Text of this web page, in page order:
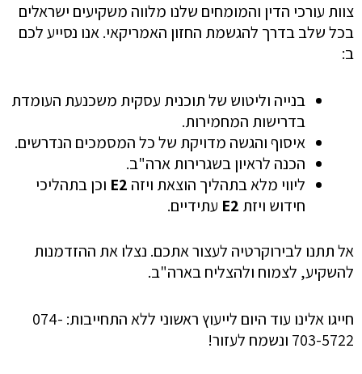
צוות עורכי הדין והמומחים שלנו מלווה משקיעים ישראלים
בכל שלב בדרך להגשמת החזון האמריקאי. אנו נסייע לכם
ב:
בנייה וליטוש של תוכנית עסקית משכנעת העומדת
בדרישות המחמירות.
איסוף והגשה מדויקת של כל המסמכים הנדרשים.
הכנה לראיון בשגרירות ארה"ב.
ליווי מלא בתהליך הוצאת ויזה E2 וכן בתהליכי
חידוש ויזת E2 עתידיים.
אל תתנו לבירוקרטיה לעצור אתכם. נצלו את ההזדמנות
להשקיע, לצמוח ולהצליח בארה"ב.
חייגו אלינו עוד היום לייעוץ ראשוני ללא התחייבות: 074-
703-5722 ונשמח לעזור!